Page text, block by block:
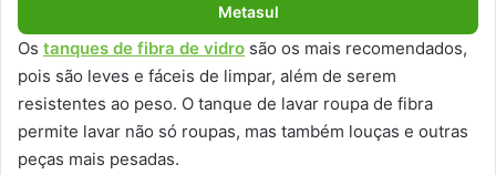
Metasul
Os tanques de fibra de vidro são os mais recomendados,
pois são leves e fáceis de limpar, além de serem
resistentes ao peso. O tanque de lavar roupa de fibra
permite lavar não só roupas, mas também louças e outras
peças mais pesadas.